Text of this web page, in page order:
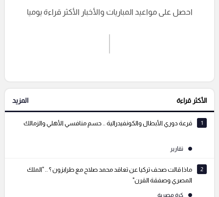
إرسال تعليق
التعليقات السابقة
احصل على مواعيد المباريات والأخبار الأكثر قراءة يوميا
الأكثر قراءة المزيد
1 قرعة دوري الأبطال والكونفيدرالية .. حسم منافسي الأهلي والزمالك
تقارير
2
ماذا قالت صحف تركيا عن تعاقد محمد صلاح مع طرابزون ؟ .. "الملك
المصري وصفقة القرن"
كرة مصرية